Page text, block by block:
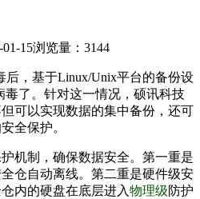
15浏览量：3144
后，基于Linux/Unix平台的备份设
毒了。针对这一情况，硕讯科技
可以实现数据的集中备份，还可
全保护。
机制，确保数据安全。第一重是
仓自动离线。第二重是硬件级安
内的硬盘在底层进入物理级防护